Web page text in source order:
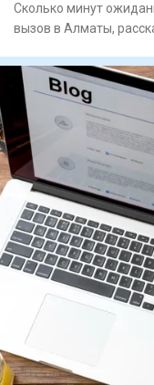
Сколько минут
вызов в Алматы,